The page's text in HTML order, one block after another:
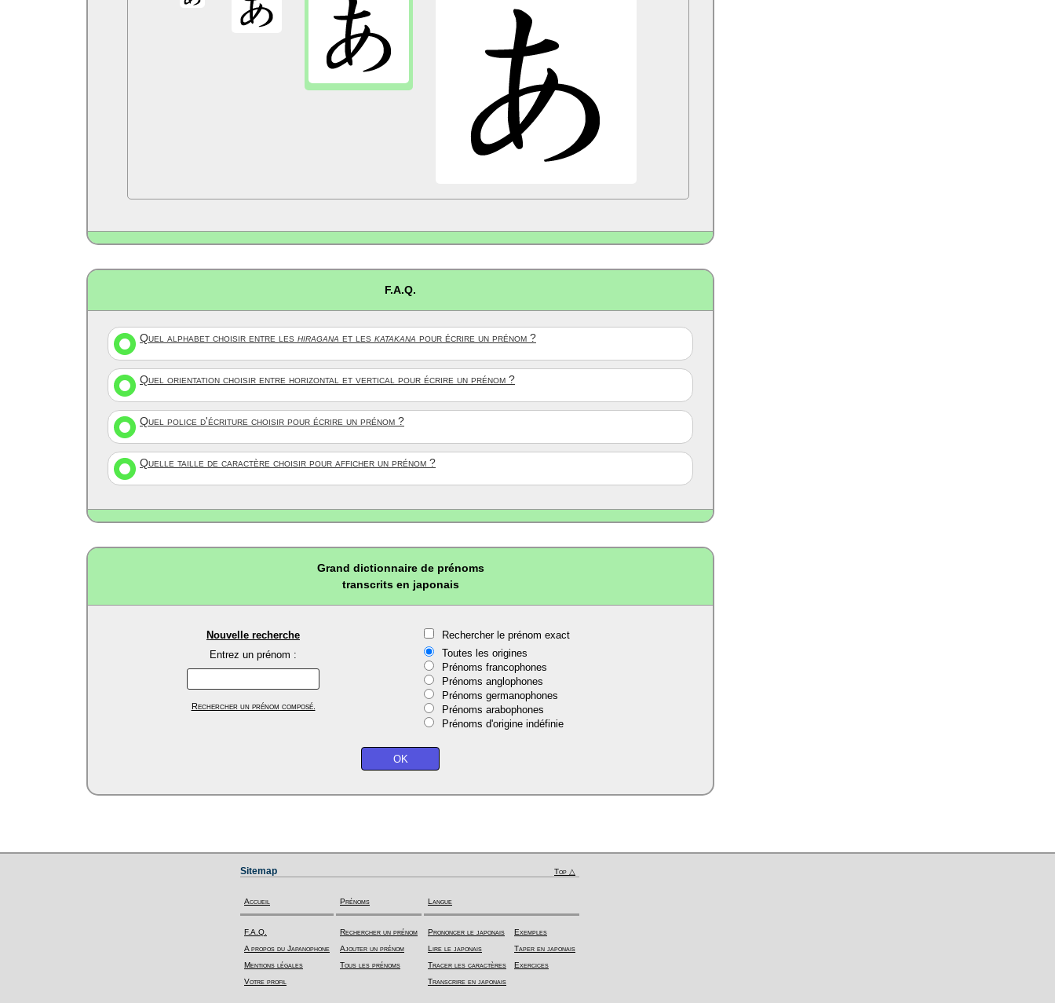
F.A.Q.
Quel alphabet choisir entre les hiragana et les katakana pour écrire un prénom ?
Quel orientation choisir entre horizontal et vertical pour écrire un prénom ?
Quel police d'écriture choisir pour écrire un prénom ?
Quelle taille de caractère choisir pour afficher un prénom ?
Grand dictionnaire de prénoms
transcrits en japonais
Nouvelle recherche
Entrez un prénom :
Rechercher un prénom composé.
Rechercher le prénom exact
Toutes les origines
Prénoms francophones
Prénoms anglophones
Prénoms germanophones
Prénoms arabophones
Prénoms d'origine indéfinie
Sitemap Top △
Accueil
F.A.Q.
A propos du Japanophone
Mentions légales
Votre profil
Prénoms
Rechercher un prénom
Ajouter un prénom
Tous les prénoms
Langue
Prononcer le japonais
Lire le japonais
Tracer les caractères
Transcrire en japonais
Exemples
Taper en japonais
Exercices